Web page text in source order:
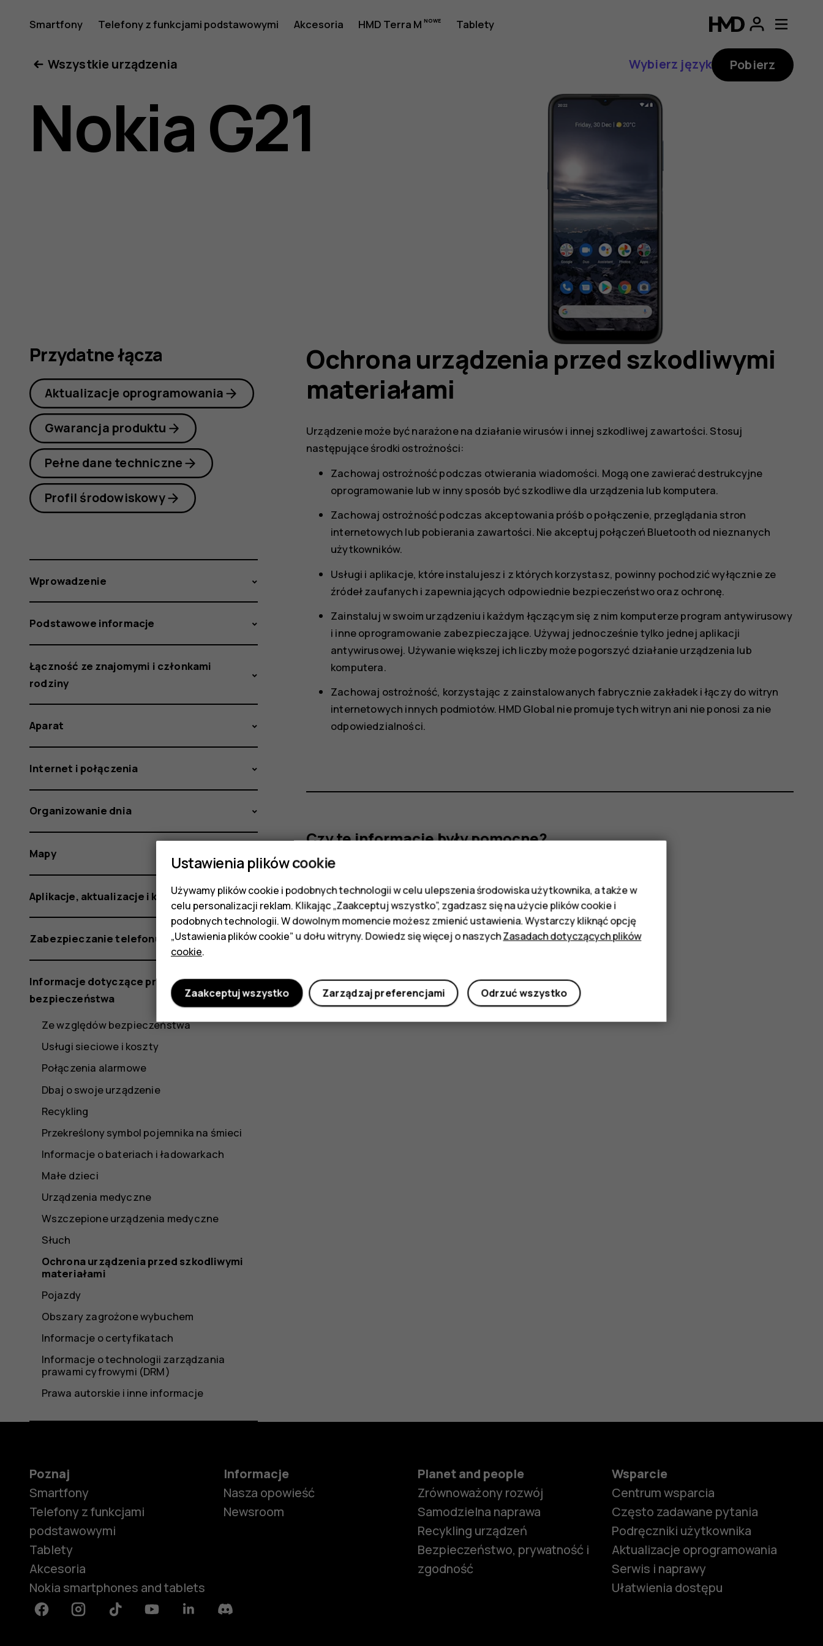
Nokia
G21
—
Smartfony Telefony z funkcjami podstawowymi Akcesoria HMD Terra M Tablety
Wszystkie urządzenia
Wybierz język Pobierz
Nokia G21
Ochrona urządzenia przed szkodliwymi
materiałami
Urządzenie może być narażone na działanie wirusów i innej szkodliwej zawartości. Stosuj
następujące środki ostrożności:
Zachowaj ostrożność podczas otwierania wiadomości. Mogą one zawierać destrukcyjne
oprogramowanie lub w inny sposób być szkodliwe dla urządzenia lub komputera.
Zachowaj ostrożność podczas akceptowania próśb o połączenie, przeglądania stron
internetowych lub pobierania zawartości. Nie akceptuj połączeń Bluetooth od nieznanych
użytkowników.
Usługi i aplikacje, które instalujesz i z których korzystasz, powinny pochodzić wyłącznie ze
źródeł zaufanych i zapewniających odpowiednie bezpieczeństwo oraz ochronę.
Zainstaluj w swoim urządzeniu i każdym łączącym się z nim komputerze program antywirusowy
i inne oprogramowanie zabezpieczające. Używaj jednocześnie tylko jednej aplikacji
antywirusowej. Używanie większej ich liczby może pogorszyć działanie urządzenia lub
komputera.
Zachowaj ostrożność, korzystając z zainstalowanych fabrycznie zakładek i łączy do witryn
internetowych innych podmiotów. HMD Global nie promuje tych witryn ani nie ponosi za nie
odpowiedzialności.
Czy te informacje były pomocne?
Przydatne łącza
Aktualizacje oprogramowania
Gwarancja produktu
Pełne dane techniczne
Profil środowiskowy
Wprowadzenie
Podstawowe informacje
Łączność ze znajomymi i członkami
rodziny
Aparat
Internet i połączenia
Organizowanie dnia
Mapy
Aplikacje, aktualizacje i kopie zapasowe
Zabezpieczanie telefonu
Informacje dotyczące produktu i
bezpieczeństwa
Ze względów bezpieczeństwa
Usługi sieciowe i koszty
Połączenia alarmowe
Dbaj o swoje urządzenie
Recykling
Przekreślony symbol pojemnika na śmieci
Informacje o bateriach i ładowarkach
Małe dzieci
Urządzenia medyczne
Wszczepione urządzenia medyczne
Słuch
Ochrona urządzenia przed szkodliwymi
materiałami
Pojazdy
Obszary zagrożone wybuchem
Informacje o certyfikatach
Informacje o technologii zarządzania
prawami cyfrowymi (DRM)
Prawa autorskie i inne informacje
Poznaj
Smartfony
Telefony z funkcjami
podstawowymi
Tablety
Akcesoria
Nokia smartphones and tablets
Informacje
Nasza opowieść
Newsroom
Planet and people
Zrównoważony rozwój
Samodzielna naprawa
Recykling urządzeń
Bezpieczeństwo, prywatność i
zgodność
Wsparcie
Centrum wsparcia
Często zadawane pytania
Podręczniki użytkownika
Aktualizacje oprogramowania
Serwis i naprawy
Ułatwienia dostępu
FacebookInstagramTiktok YoutubeLinkedinDiscord
Ustawienia plików cookie
Używamy plików cookie i podobnych technologii w celu ulepszenia środowiska użytkownika, a także w
celu personalizacji reklam. Klikając „Zaakceptuj wszystko”, zgadzasz się na użycie plików cookie i
podobnych technologii. W dowolnym momencie możesz zmienić ustawienia. Wystarczy kliknąć opcję
„Ustawienia plików cookie” u dołu witryny. Dowiedz się więcej o naszychZasadach dotyczących plików
cookie.
Odrzuć wszystko
Zarządzaj preferencjami
Zaakceptuj wszystko